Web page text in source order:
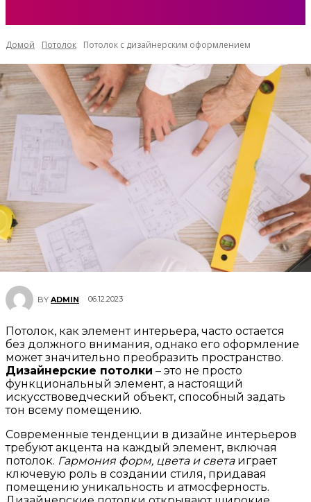
Домой Потолок Потолок с дизайнерским оформлением
BY ADMIN 06.12.2023
Потолок, как элемент интерьера, часто остается
без должного внимания, однако его оформление
может значительно преобразить пространство.
Дизайнерские потолки – это не просто
функциональный элемент, а настоящий
искусствоведческий объект, способный задать
тон всему помещению.
Современные тенденции в дизайне интерьеров
требуют акцента на каждый элемент, включая
потолок. Гармония форм, цвета и светаиграет
ключевую роль в создании стиля, придавая
помещению уникальность и атмосферность.